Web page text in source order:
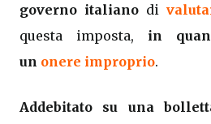
governo italianodi
questa imposta, in
un onere improprio.
Addebitato su una